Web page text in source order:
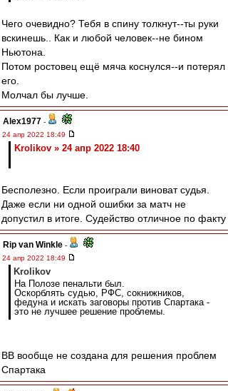
Чего очевидно? Тебя в спину толкнут--ты руки
вскинешь.. Как и любой человек--не бином
Ньютона.
Потом ростовец ещё мяча коснулся--и потерял
его.
Молчал бы лучше.
Alex1977 -
24 апр 2022 18:49
Krolikov » 24 апр 2022 18:40
Бесполезно. Если проиграли виноват судья.
Даже если ни одной ошибки за матч не
допустил в итоге. Судейство отличное по факту
Rip van Winkle -
24 апр 2022 18:49
Krolikov
На Полозе пенальти был.
Оскорблять судью, РФС, сокнижников,
федуна и искать заговоры против Спартака -
это не лучшее решение проблемы.
ВВ вообще не создана для решения проблем
Спартака